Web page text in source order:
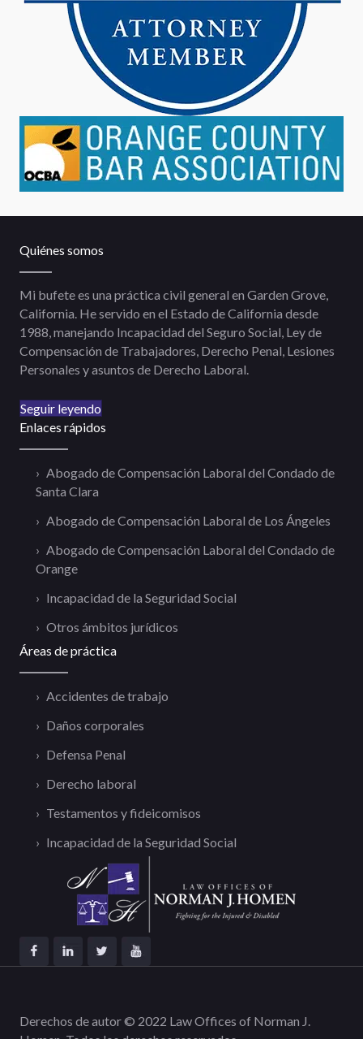
Quiénes somos
Mi bufete es una práctica civil general en Garden Grove,
California. He servido en el Estado de California desde
1988, manejando Incapacidad del Seguro Social, Ley de
Compensación de Trabajadores, Derecho Penal, Lesiones
Personales y asuntos de Derecho Laboral.
Seguir leyendo
Enlaces rápidos
Abogado de Compensación Laboral del Condado de
Santa Clara
Abogado de Compensación Laboral de Los Ángeles
Abogado de Compensación Laboral del Condado de
Orange
Incapacidad de la Seguridad Social
Otros ámbitos jurídicos
Áreas de práctica
Accidentes de trabajo
Daños corporales
Defensa Penal
Derecho laboral
Testamentos y fideicomisos
Incapacidad de la Seguridad Social
Derechos de autor © 2022 Law Offices of Norman J.